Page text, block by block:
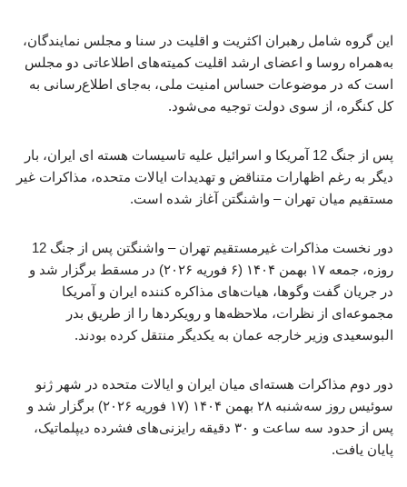
این گروه شامل رهبران اکثریت و اقلیت در سنا و مجلس نمایندگان،
به‌همراه روسا و اعضای ارشد اقلیت کمیته‌های اطلاعاتی دو مجلس
است که در موضوعات حساس امنیت ملی، به‌جای اطلاع‌رسانی به
کل کنگره، از سوی دولت توجیه می‌شود.
پس از جنگ 12 آمریکا و اسرائیل علیه تاسیسات هسته ای ایران، بار
دیگر به رغم اظهارات متناقض و تهدیدات ایالات متحده، مذاکرات غیر
مستقیم میان تهران – واشنگتن آغاز شده است.
دور نخست مذاکرات غیرمستقیم تهران – واشنگتن پس از جنگ 12
روزه، جمعه ۱۷ بهمن ۱۴۰۴ (۶ فوریه ۲۰۲۶) در مسقط برگزار شد و
در جریان گفت‌ وگوها، هیات‌های مذاکره کننده ایران و آمریکا
مجموعه‌ای از نظرات، ملاحظه‌ها و رویکردها را از طریق بدر
البوسعیدی وزیر خارجه عمان به یکدیگر منتقل کرده بودند.
دور دوم مذاکرات هسته‌ای میان ایران و ایالات متحده در شهر ژنو
سوئیس روز سه‌شنبه ۲۸ بهمن ۱۴۰۴ (۱۷ فوریه ۲۰۲۶) برگزار شد و
پس از حدود سه ساعت و ۳۰ دقیقه رایزنی‌های فشرده دیپلماتیک،
پایان یافت.